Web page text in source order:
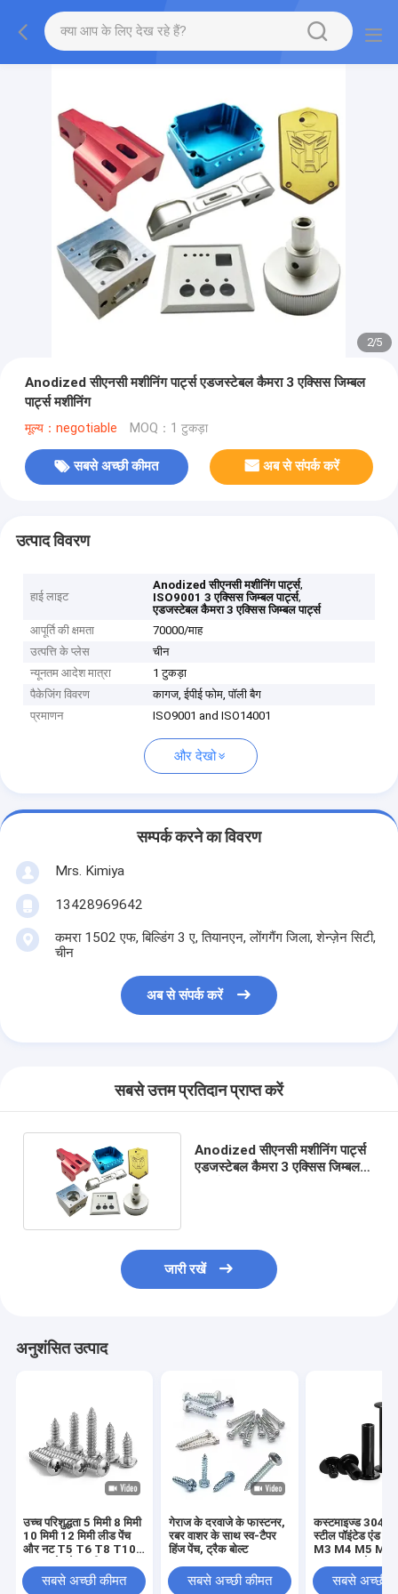
2/5
Anodized सीएनसी मशीनिंग पार्ट्स एडजस्टेबल कैमरा 3 एक्सिस जिम्बल
पार्ट्स मशीनिंग
मूल्य：negotiable MOQ：1 टुकड़ा
सबसे अच्छी कीमत अब से संपर्क करें
उत्पाद विवरण
हाई लाइट
Anodized सीएनसी मशीनिंग पार्ट्स,
ISO9001 3 एक्सिस जिम्बल पार्ट्स,
एडजस्टेबल कैमरा 3 एक्सिस जिम्बल पार्ट्स
आपूर्ति की क्षमता
70000/माह
उत्पत्ति के प्लेस
चीन
न्यूनतम आदेश मात्रा
1 टुकड़ा
पैकेजिंग विवरण
कागज, ईपीई फोम, पॉली बैग
प्रमाणन
ISO9001 and ISO14001
और देखो
सम्पर्क करने का विवरण
Mrs. Kimiya
13428969642
कमरा 1502 एफ, बिल्डिंग 3 ए, तियानएन, लोंगगैंग जिला, शेन्ज़ेन सिटी,
चीन
अब से संपर्क करें
सबसे उत्तम प्रतिदान प्राप्त करें
Anodized सीएनसी मशीनिंग पार्ट्स
एडजस्टेबल कैमरा 3 एक्सिस जिम्बल
जारी रखें
अनुशंसित उत्पाद
उच्च परिशुद्धता 5 मिमी 8 मिमी
10 मिमी 12 मिमी लीड पेंच
और नट T5 T6 T8 T10
ट्रेपेज़ॉइडल पेंच पीतल नट के
साथ लीड पेंच
सबसे अच्छी कीमत
गेराज के दरवाजे के फास्टनर,
रबर वाशर के साथ स्व-टैपर
हिंज पेंच, ट्रैक बोल्ट
सबसे अच्छी कीमत
कस्टमाइज्ड 304
स्टील पॉइंटेड एंड
M3 M4 M5 M6
स्क्रू हेडलेस हेक्स
स्क्रू
सबसे अच्छी